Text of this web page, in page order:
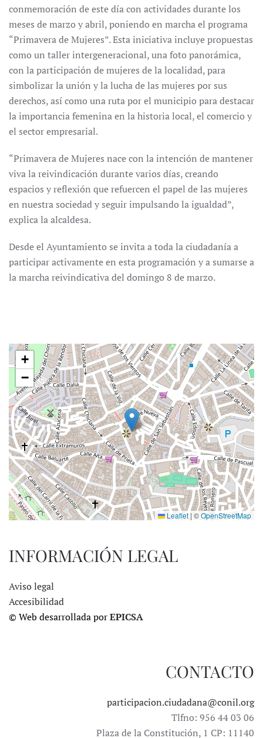
conmemoración de este día con actividades durante los
meses de marzo y abril, poniendo en marcha el programa
“Primavera de Mujeres”. Esta iniciativa incluye propuestas
como un taller intergeneracional, una foto panorámica,
con la participación de mujeres de la localidad, para
simbolizar la unión y la lucha de las mujeres por sus
derechos, así como una ruta por el municipio para destacar
la importancia femenina en la historia local, el comercio y
el sector empresarial.
“Primavera de Mujeres nace con la intención de mantener
viva la reivindicación durante varios días, creando
espacios y reflexión que refuercen el papel de las mujeres
en nuestra sociedad y seguir impulsando la igualdad”,
explica la alcaldesa.
Desde el Ayuntamiento se invita a toda la ciudadanía a
participar activamente en esta programación y a sumarse a
la marcha reivindicativa del domingo 8 de marzo.
+
−
Leaflet | ©OpenStreetMap
INFORMACIÓN LEGAL
Aviso legal
Accesibilidad
© Web desarrollada porEPICSA
CONTACTO
participacion.ciudadana@conil.org
Tlfno: 956 44 03 06
Plaza de la Constitución, 1 CP: 11140